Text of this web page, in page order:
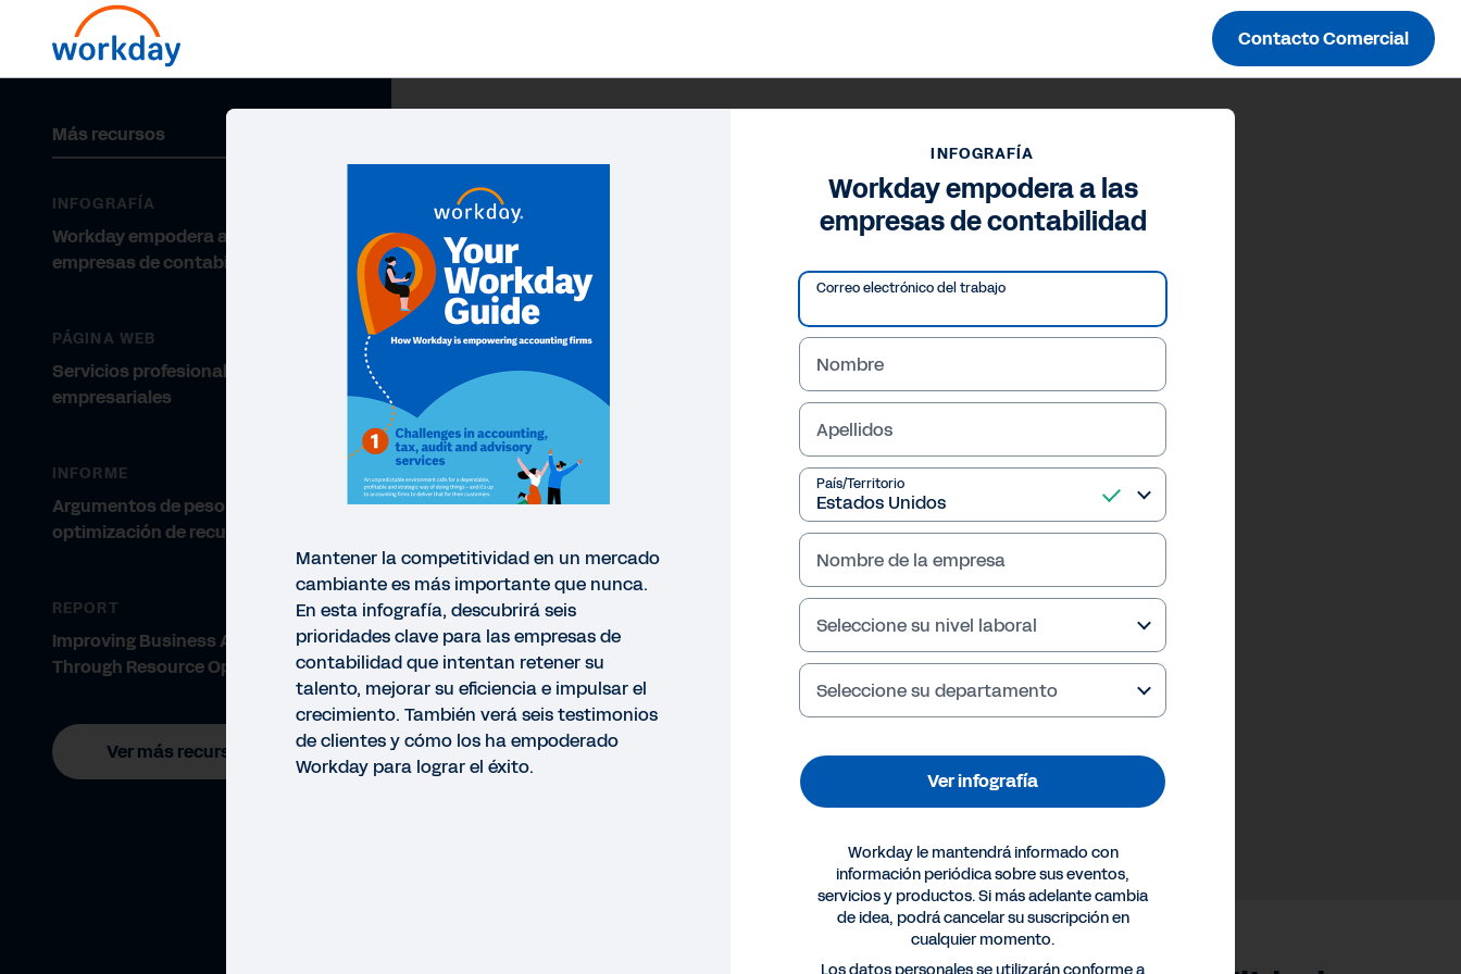
Contacto Comercial
Más recursos
INFOGRAFÍA
Workday empodera a las
empresas de contabilidad
PÁGINA WEB
Servicios profesionales y
empresariales
INFORME
Argumentos de peso para la
optimización de recursos
REPORT
Improving Business Agility
Through Resource Optimization
Ver más recursos
INFOGRAFÍA
Workday empodera a las
empresas de contabilidad
Correo electrónico del trabajo
Nombre
Apellidos
País/Territorio
Nombre de la empresa
Seleccione su nivel laboral
Seleccione su departamento
Ver infografía
Workday le mantendrá informado con
información periódica sobre sus eventos,
servicios y productos. Si más adelante cambia
de idea, podrá cancelar su suscripción en
cualquier momento.
Mantener la competitividad en un mercado
cambiante es más importante que nunca.
En esta infografía, descubrirá seis
prioridades clave para las empresas de
contabilidad que intentan retener su
talento, mejorar su eficiencia e impulsar el
crecimiento. También verá seis testimonios
de clientes y cómo los ha empoderado
Workday para lograr el éxito.